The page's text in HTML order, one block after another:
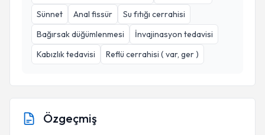
Sünnet
Anal fissür
Su fıtığı cerrahisi
Bağırsak düğümlenmesi
İnvajinasyon tedavisi
Kabızlık tedavisi
Reflü cerrahisi ( var, ger )
Özgeçmiş